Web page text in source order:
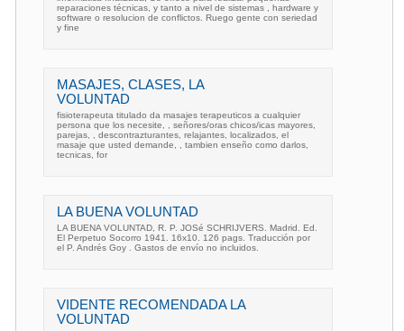
reparaciones técnicas, y tanto a nivel de sistemas , hardware y
software o resolucion de conflictos. Ruego gente con seriedad
y fine
MASAJES, CLASES, LA
VOLUNTAD
fisioterapeuta titulado da masajes terapeuticos a cualquier
persona que los necesite, , señores/oras chicos/icas mayores,
parejas, , descontrazturantes, relajantes, localizados, el
masaje que usted demande, , tambien enseño como darlos,
tecnicas, for
LA BUENA VOLUNTAD
LA BUENA VOLUNTAD, R. P. JOSé SCHRIJVERS. Madrid. Ed.
El Perpetuo Socorro 1941. 16x10. 126 pags. Traducción por
el P. Andrés Goy . Gastos de envío no incluidos.
VIDENTE RECOMENDADA LA
VOLUNTAD